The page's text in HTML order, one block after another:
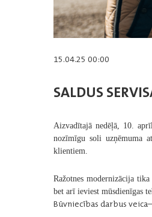
15.04.25 00:00
SALDUS
Aizvadītajā nedēļā, 10.
nozīmīgu soli uzņēmuma
klientiem.
Ražotnes modernizācija
bet arī ieviest mūsdienīgas
Būvniecības darbus